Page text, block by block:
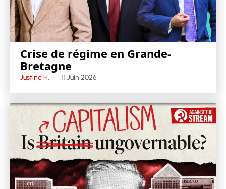
Crise de régime en Grande-
Bretagne
Justine H. 11 Juin 2026